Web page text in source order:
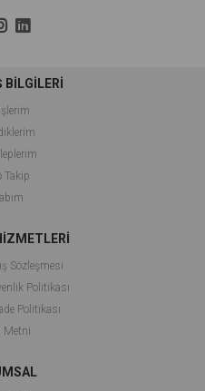
BİLGİLERİ
Takip
Sözleşmesi
Politikası
Politikası
Metni